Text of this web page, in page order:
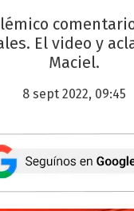
El video y
Maciel.
8 sept 2022, 09:45